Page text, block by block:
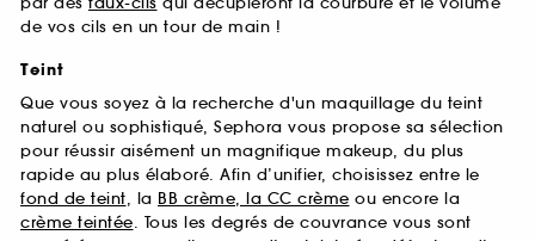
de vos cils en un tour de main !
Teint
Que vous soyez à la recherche d'un maquillage du teint
naturel ou sophistiqué, Sephora vous propose sa sélection
pour réussir aisément un magnifique makeup, du plus
rapide au plus élaboré. Afin d’unifier, choisissez entre le
fond de teint, la BB crème, la CC crème ou encore la
crème teintée. Tous les degrés de couvrance vous sont